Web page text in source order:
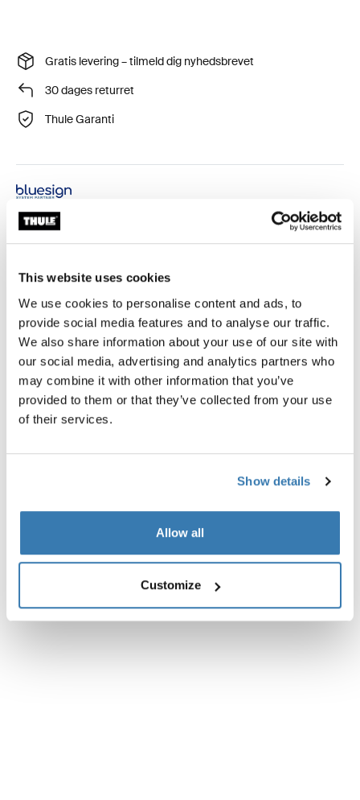
This website uses cookies
We use cookies to personalise content and ads, to
provide social media features and to analyse our traffic.
We also share information about your use of our site with
our social media, advertising and analytics partners who
may combine it with other information that you’ve
provided to them or that they’ve collected from your use
of their services.
Show details
Allow all
Customize
Gratis levering – tilmeld dig nyhedsbrevet
30 dages returret
Thule Garanti
En specialdesignet cykeltaske til den passionerede
tilbehør fra den ene tur til den næste. Denne taske er
arbejdere, forbrugere og miljøet.
Toggle overview
Produktbeskrivelse
Toggle features
Alle funktioner
Tekniske specifikationer
Toggle overview
Anmeldelser